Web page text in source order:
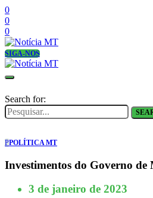
0
0
0
SIGA-NOS
Search for:
PPOLÍTICA MT
Investimentos do Governo
3 de janeiro de 2023